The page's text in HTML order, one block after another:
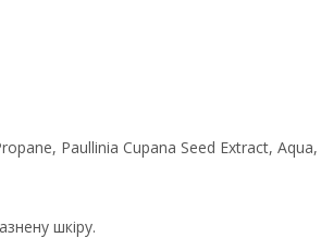
Paullinia Cupana Seed Extract, Aqua,
шкіру.